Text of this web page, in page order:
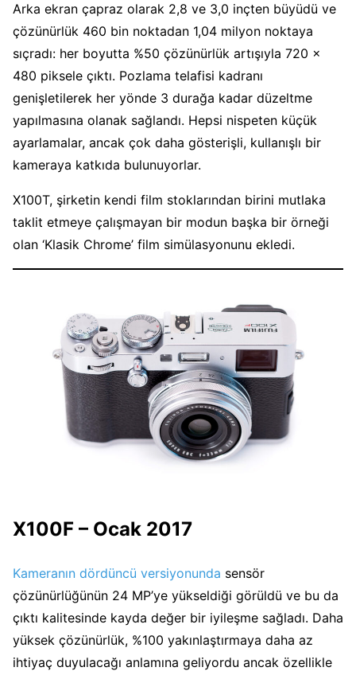
Arka ekran çapraz olarak 2,8 ve 3,0 inçten büyüdü ve
çözünürlük 460 bin noktadan 1,04 milyon noktaya
sıçradı: her boyutta %50 çözünürlük artışıyla 720 x
480 piksele çıktı. Pozlama telafisi kadranı
genişletilerek her yönde 3 durağa kadar düzeltme
yapılmasına olanak sağlandı. Hepsi nispeten küçük
ayarlamalar, ancak çok daha gösterişli, kullanışlı bir
kameraya katkıda bulunuyorlar.
X100T, şirketin kendi film stoklarından birini mutlaka
taklit etmeye çalışmayan bir modun başka bir örneği
olan ‘Klasik Chrome’ film simülasyonunu ekledi.
X100F – Ocak 2017
Kameranın dördüncü versiyonunda sensör
çözünürlüğünün 24 MP’ye yükseldiği görüldü ve bu da
çıktı kalitesinde kayda değer bir iyileşme sağladı. Daha
yüksek çözünürlük, %100 yakınlaştırmaya daha az
ihtiyaç duyulacağı anlamına geliyordu ancak özellikle